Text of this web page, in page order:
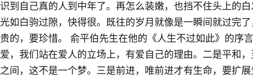
识到自己真的人到中年了。再怎么装嫩，也挡不住头上的
光如白驹过隙，快得很。既往的岁月就像是一瞬间就过完
贵的，要珍惜。 俞平伯先生在他的《人生不过如此》的序
爱，我们站在爱人的立场上，有爱自己的理由。二是平和
之间，这不是一个梦。三是前进，唯前进才有生命，要扩